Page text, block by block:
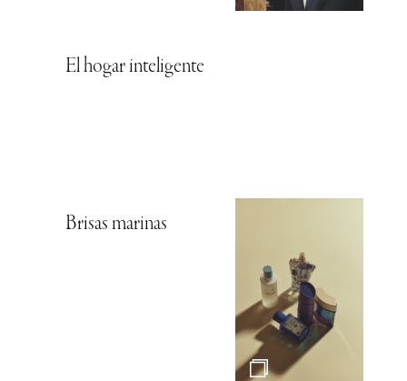
El hogar inteligente
Brisas marinas